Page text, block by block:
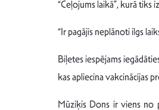
“Ceļojums laikā”, kurā tiks
“Ir pagājis neplānoti ilgs
Biļetes iespējams
kas apliecina vakcinācijas
Mūziķis Dons ir viens no